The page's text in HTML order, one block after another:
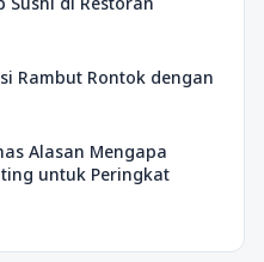
Rambut Rontok dengan
Alasan Mengapa
untuk Peringkat